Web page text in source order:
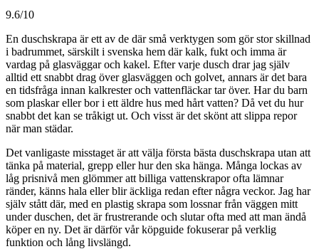
9.6/10
En duschskrapa är ett av de där små verktygen som gör stor skillnad
i badrummet, särskilt i svenska hem där kalk, fukt och imma är
vardag på glasväggar och kakel. Efter varje dusch drar jag själv
alltid ett snabbt drag över glasväggen och golvet, annars är det bara
en tidsfråga innan kalkrester och vattenfläckar tar över. Har du barn
som plaskar eller bor i ett äldre hus med hårt vatten? Då vet du hur
snabbt det kan se tråkigt ut. Och visst är det skönt att slippa repor
när man städar.
Det vanligaste misstaget är att välja första bästa duschskrapa utan att
tänka på material, grepp eller hur den ska hänga. Många lockas av
låg prisnivå men glömmer att billiga vattenskrapor ofta lämnar
ränder, känns hala eller blir äckliga redan efter några veckor. Jag har
själv stått där, med en plastig skrapa som lossnar från väggen mitt
under duschen, det är frustrerande och slutar ofta med att man ändå
köper en ny. Det är därför vår köpguide fokuserar på verklig
funktion och lång livslängd.